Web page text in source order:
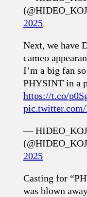
2025
Next, we have
cameo
I’m a big fan
PHYSINT in a
https://t.co/
—
2025
Casting for
was blown